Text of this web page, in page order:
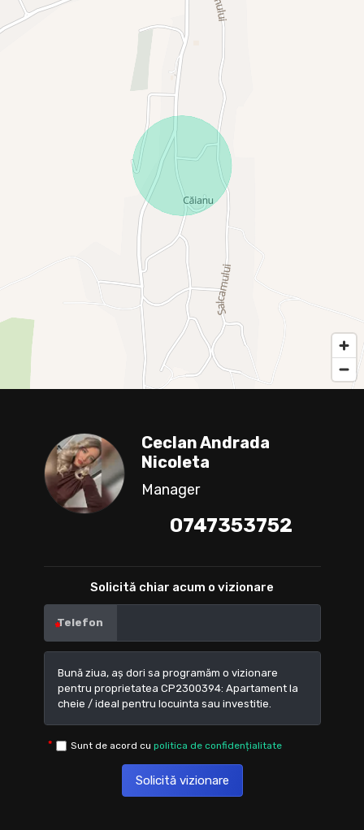
Ceclan Andrada
Nicoleta
Manager
0747353752
Solicită chiar acum o vizionare
Telefon
Sunt de acord cu politica de confidențialitate
Solicită vizionare